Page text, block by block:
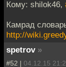
Кому: shilok46,
Камрад
http://
spetrov »
#52 | 04.12.15